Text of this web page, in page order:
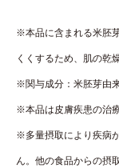
※本品に含まれる米胚
くくするため、肌の乾
※関与成分：米胚芽由
※本品は皮膚疾患の治
※多量摂取により疾病
ん。他の食品からの摂